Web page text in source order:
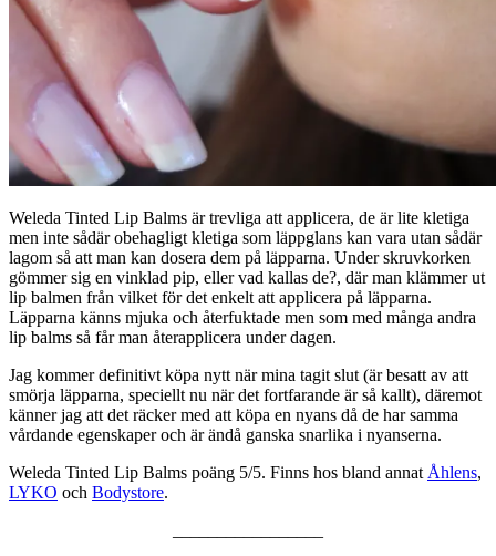
Weleda Tinted Lip Balms är trevliga att applicera, de är lite kletiga
men inte sådär obehagligt kletiga som läppglans kan vara utan sådär
lagom så att man kan dosera dem på läpparna. Under skruvkorken
gömmer sig en vinklad pip, eller vad kallas de?, där man klämmer ut
lip balmen från vilket för det enkelt att applicera på läpparna.
Läpparna känns mjuka och återfuktade men som med många andra
lip balms så får man återapplicera under dagen.
Jag kommer definitivt köpa nytt när mina tagit slut (är besatt av att
smörja läpparna, speciellt nu när det fortfarande är så kallt), däremot
känner jag att det räcker med att köpa en nyans då de har samma
vårdande egenskaper och är ändå ganska snarlika i nyanserna.
Weleda Tinted Lip Balms poäng 5/5. Finns hos bland annat Åhlens,
LYKO och Bodystore.